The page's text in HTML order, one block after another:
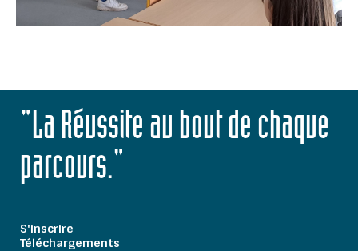
"La Réussite au bout de chaque
parcours."
S'inscrire
Téléchargements